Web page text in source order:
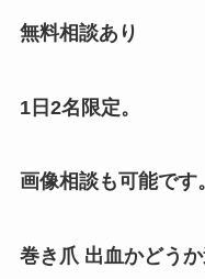
無料相談あり
1日2名限定。
画像相談も可能です。
巻き爪 出血かどう